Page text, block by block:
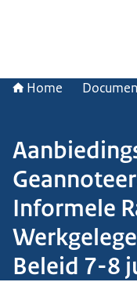
Home
Informele
Beleid 7-8